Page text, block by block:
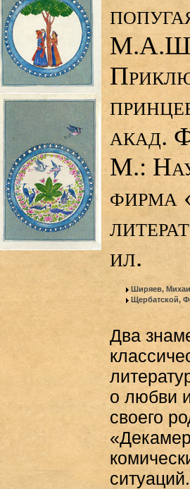
акад.
М.:
фирма
ил.
Ширяев,
Щербатской,
Два
о любви
своего
ситуаций.